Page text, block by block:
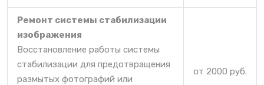
Ремонт системы стабилизации
изображения
Восстановление работы системы
стабилизации для предотвращения
размытых фотографий или
от 2000 руб.